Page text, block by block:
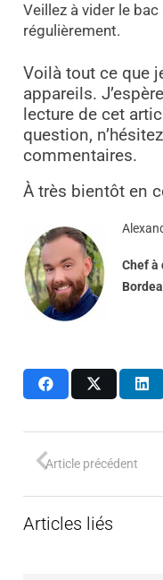
Veillez à vider le
régulièrement.
Voilà tout ce que
appareils.
lecture de cet
question,
commentaires.
À très bientôt en
Chef à
Article précédent
Articles liés